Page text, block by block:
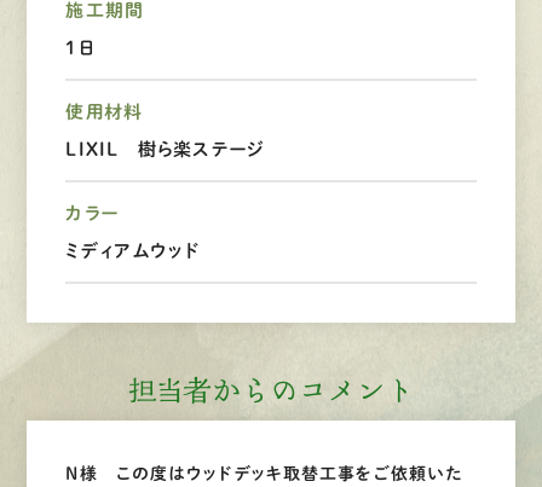
施工期間
１日
使用材料
LIXIL 樹ら楽ステージ
カラー
ミディアムウッド
担当者からのコメント
N様 この度はウッドデッキ取替工事をご依頼いた